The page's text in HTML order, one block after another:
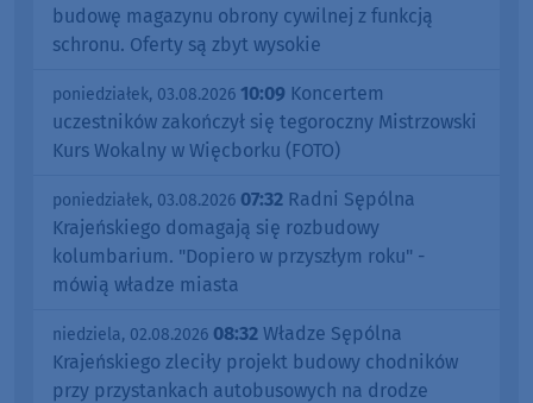
budowę magazynu obrony cywilnej z funkcją
schronu. Oferty są zbyt wysokie
poniedziałek, 03.08.2026 10:09 Koncertem
uczestników zakończył się tegoroczny Mistrzowski
Kurs Wokalny w Więcborku (FOTO)
poniedziałek, 03.08.2026 07:32 Radni Sępólna
Krajeńskiego domagają się rozbudowy
kolumbarium. "Dopiero w przyszłym roku" -
mówią władze miasta
niedziela, 02.08.2026 08:32 Władze Sępólna
Krajeńskiego zleciły projekt budowy chodników
przy przystankach autobusowych na drodze